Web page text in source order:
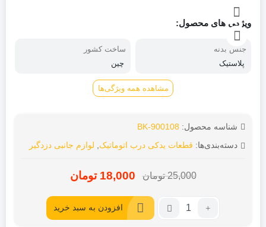
ویژگی های محصول:
جنس بدنه
پلاستیک
ساخت کشور
چین
مشاهده همه ویژگی‌ها
شناسه محصول: BK-900108
دسته‌بندی‌ها: قطعات یدکی درب اتوماتیک, لوازم جانبی دزدگیر
25,000 تومان
قیمت
اصلی:
25,000
18,000 تومان
قیمت
فعلی:
18,000
تعداد:
افزودن به سبد خرید